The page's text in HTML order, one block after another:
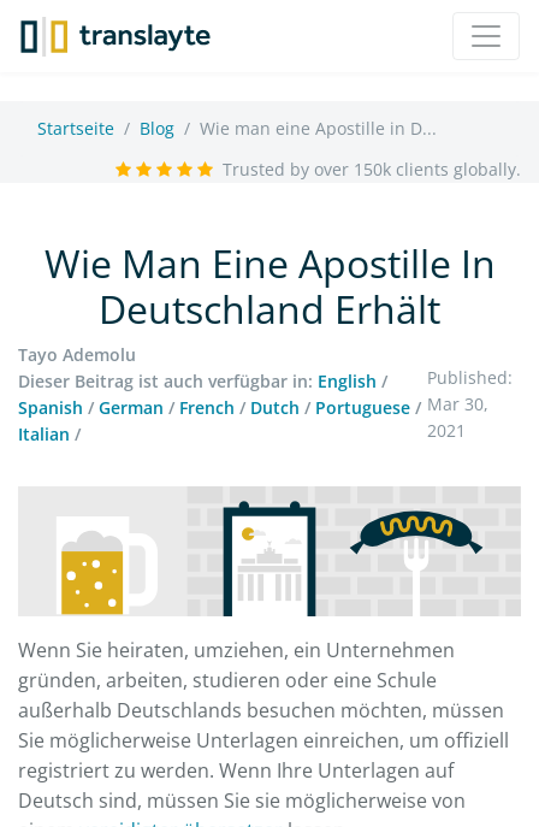
Startseite Blog
Wie man eine Apostille in D...
Trusted by over 150k clients globally.
Wie Man Eine Apostille In
Deutschland Erhält
Tayo Ademolu
Dieser Beitrag ist auch verfügbar in: English /
Spanish / German / French / Dutch / Portuguese /
Italian /
Published:
Mar 30,
2021
Wenn Sie heiraten, umziehen, ein Unternehmen
gründen, arbeiten, studieren oder eine Schule
außerhalb Deutschlands besuchen möchten, müssen
Sie möglicherweise Unterlagen einreichen, um offiziell
registriert zu werden. Wenn Ihre Unterlagen auf
Deutsch sind, müssen Sie sie möglicherweise von